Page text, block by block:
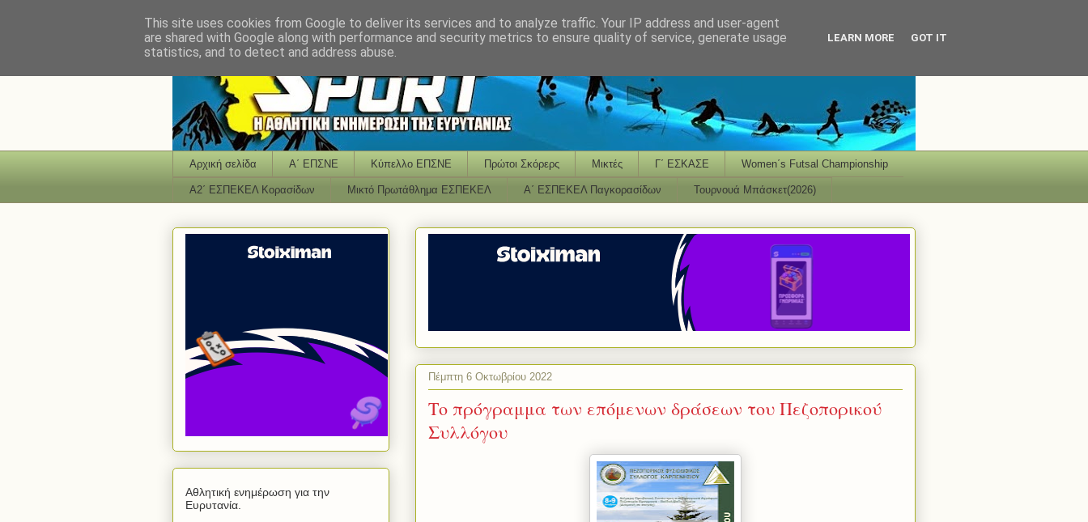
Αρχική σελίδα Α΄ ΕΠΣΝΕ Κύπελλο ΕΠΣΝΕ Πρώτοι Σκόρερς Μικτές Γ΄ ΕΣΚΑΣΕ Women΄s Futsal Championship
Α2΄ ΕΣΠΕΚΕΛ Κορασίδων Μικτό Πρωτάθλημα ΕΣΠΕΚΕΛ Α΄ ΕΣΠΕΚΕΛ Παγκορασίδων Τουρνουά Μπάσκετ(2026)
Πέμπτη 6 Οκτωβρίου 2022
Το πρόγραμμα των επόμενων δράσεων του Πεζοπορικού
Συλλόγου
Αθλητική ενημέρωση για την
Ευρυτανία.
This site uses cookies from Google to deliver its services and to analyze traffic. Your IP address and user-agent
are shared with Google along with performance and security metrics to ensure quality of service, generate usage
statistics, and to detect and address abuse.
LEARN MORE GOT IT